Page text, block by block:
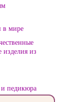
в мире
изделия из
педикюра